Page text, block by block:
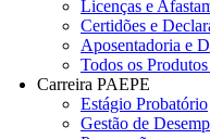
Licenças e
Certidões e
Aposentadoria e
Todos os
Carreira PAEPE
Estágio Probatório
Gestão de